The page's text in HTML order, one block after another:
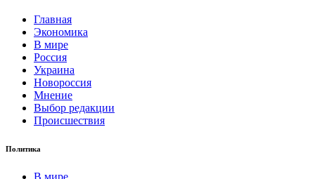
Главная
Экономика
В мире
Россия
Украина
Новороссия
Мнение
Выбор редакции
Происшествия
Политика
В мире